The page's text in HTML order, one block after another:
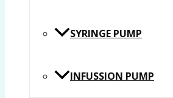
SYRINGE PUMP
INFUSSION PUMP